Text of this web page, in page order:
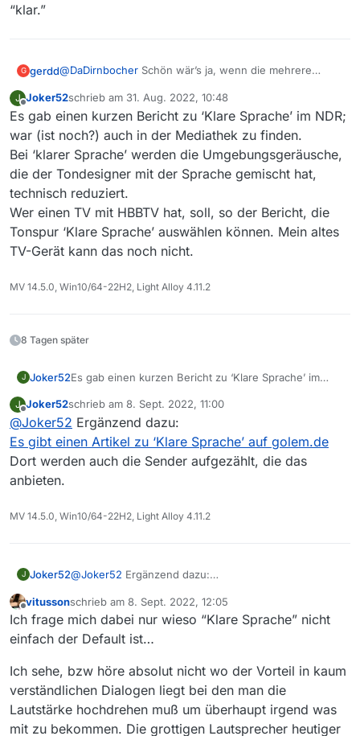
“klar.”
G gerdd@DaDirnbocher Schön wär’s ja, wenn die mehrere
Beispiel auch mundartlich und hochdeutsch-kompatibel
(wäre auch etwas für Arte und SRF.)
Der ARD kann ich nur empfehlen, die Originalversionen
mit dem Hinweis “Unklare Sprache” zu markieren …
oftmals wird das allerdings beim Anhören unmittelbar
“klar.”
J
Offline
Joker52schrieb am 31. Aug. 2022, 10:48
zuletzt editiert von
Es gab einen kurzen Bericht zu ‘Klare Sprache’ im NDR;
war (ist noch?) auch in der Mediathek zu finden.
Bei ‘klarer Sprache’ werden die Umgebungsgeräusche,
die der Tondesigner mit der Sprache gemischt hat,
technisch reduziert.
Wer einen TV mit HBBTV hat, soll, so der Bericht, die
Tonspur ‘Klare Sprache’ auswählen können. Mein altes
TV-Gerät kann das noch nicht.
MV 14.5.0, Win10/64-22H2, Light Alloy 4.11.2
8 Tagen später
J Joker52Es gab einen kurzen Bericht zu ‘Klare Sprache’ im
Bei ‘klarer Sprache’ werden die
Umgebungsgeräusche, die der Tondesigner mit der
Sprache gemischt hat, technisch reduziert.
Wer einen TV mit HBBTV hat, soll, so der Bericht, die
Tonspur ‘Klare Sprache’ auswählen können. Mein
J
Offline
Joker52schrieb am 8. Sept. 2022, 11:00
zuletzt editiert von
@Joker52 Ergänzend dazu:
Es gibt einen Artikel zu ‘Klare Sprache’ auf golem.de
Dort werden auch die Sender aufgezählt, die das
anbieten.
MV 14.5.0, Win10/64-22H2, Light Alloy 4.11.2
J Joker52@Joker52 Ergänzend dazu:
Dort werden auch die Sender aufgezählt, die das
anbieten.
Offline
vitussonschrieb am 8. Sept. 2022, 12:05
zuletzt editiert von
Ich frage mich dabei nur wieso “Klare Sprache” nicht
einfach der Default ist…
Ich sehe, bzw höre absolut nicht wo der Vorteil in kaum
verständlichen Dialogen liegt bei den man die
Lautstärke hochdrehen muß um überhaupt irgend was
mit zu bekommen. Die grottigen Lautsprecher heutiger